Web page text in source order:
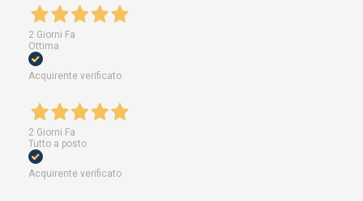
2 Giorni Fa
Ottima
Acquirente verificato
2 Giorni Fa
Tutto a posto
Acquirente verificato